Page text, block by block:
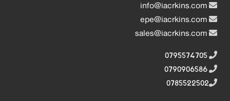
info@iacrkins.com
epe@iacrkins.com
sales@iacrkins.com
0795574705
0790906586
0785522502